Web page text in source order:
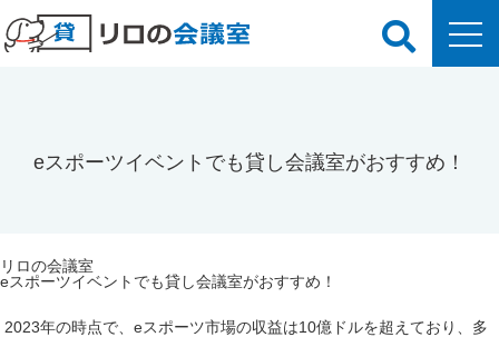
eスポーツイベントでも貸し会議室がおすすめ！
リロの会議室
eスポーツイベントでも貸し会議室がおすすめ！
2023年の時点で、eスポーツ市場の収益は10億ドルを超えており、多